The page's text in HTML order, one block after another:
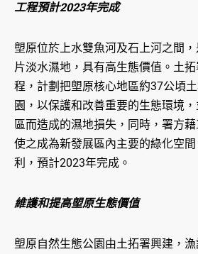
工程預計2023年完成
塱原位於上水雙魚河及石上河之間
片淡水濕地，具有高生態價值。土
程，計劃把塱原核心地區約37公頃
園，以保護和改善重要的生態環境
區而造成的濕地損失，同時，署方藉
使之成為新發展區內主要的綠化空
利，預計2023年完成。
維護和提高塱原生態價值
塱原自然生態公園由土拓署興建，